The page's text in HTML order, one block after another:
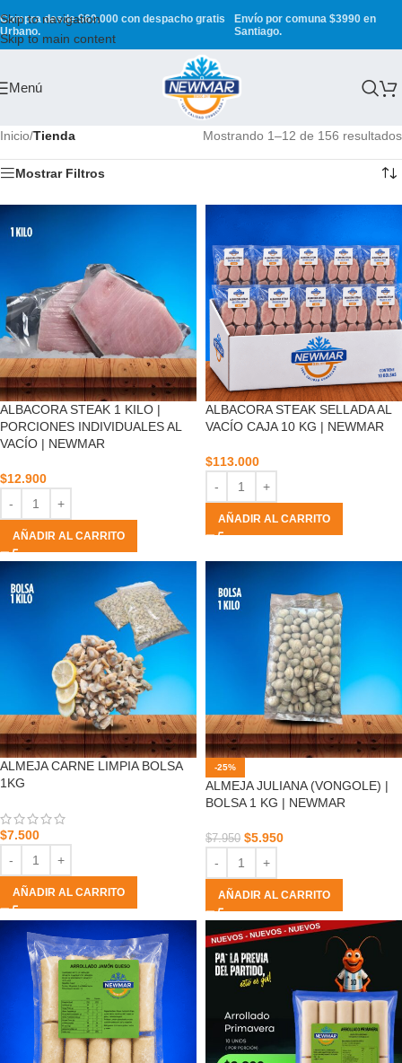
Skip to navigation
Skip to main content
Compra desde $60.000 con despacho gratis
Urbano.
Envío por comuna $3990 en
Santiago.
Menú
Inicio/Tienda Mostrando 1–12 de 156 resultados
Mostrar Filtros
ALBACORA STEAK 1 KILO |
PORCIONES INDIVIDUALES AL
VACÍO | NEWMAR
$12.900
AÑADIR AL CARRITO
ALBACORA STEAK SELLADA AL
VACÍO CAJA 10 KG | NEWMAR
$113.000
AÑADIR AL CARRITO
ALMEJA CARNE LIMPIA BOLSA
1KG
$7.500
AÑADIR AL CARRITO
-25%
ALMEJA JULIANA (VONGOLE) |
BOLSA 1 KG | NEWMAR
$7.950 $5.950
AÑADIR AL CARRITO